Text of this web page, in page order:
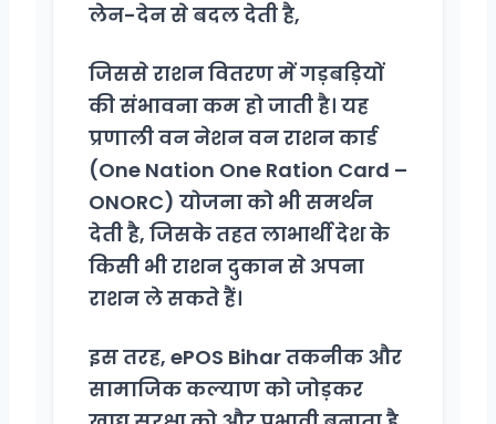
लेन-देन से बदल देती है,
जिससे राशन वितरण में गड़बड़ियों
की संभावना कम हो जाती है। यह
प्रणाली वन नेशन वन राशन कार्ड
(One Nation One Ration Card –
ONORC) योजना को भी समर्थन
देती है, जिसके तहत लाभार्थी देश के
किसी भी राशन दुकान से अपना
राशन ले सकते हैं।
इस तरह, ePOS Bihar तकनीक और
सामाजिक कल्याण को जोड़कर